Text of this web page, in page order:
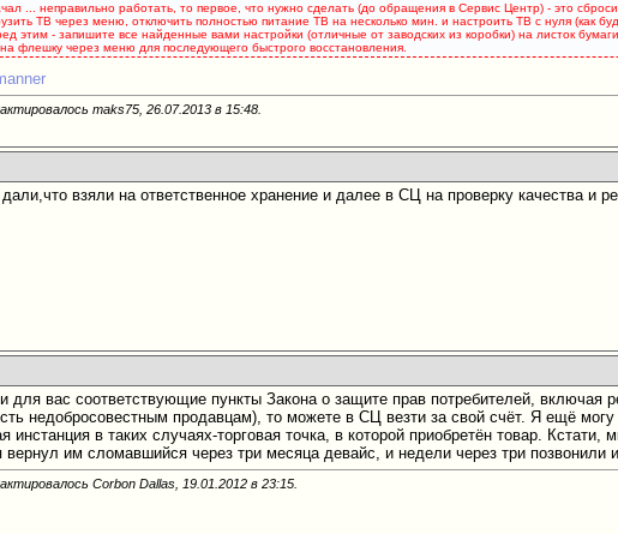
... неправильно работать, то первое, что нужно сделать (до обращения в Сервис Центр) - это
ТВ через меню, отключить полностью питание ТВ на несколько мин. и настроить ТВ с нуля (как
этим - запишите все найденные вами настройки (отличные от заводских из коробки) на листок
на флешку через меню для последующего быстрого восстановления.
maks75, 26.07.2013 в 15:48
взяли на ответственное хранение и далее в СЦ на проверку качества и
для вас соответствующие пункты Закона о защите прав потребителей, включая
недобросовестным продавцам), то можете в СЦ везти за свой счёт. Я ещё
инстанция в таких случаях-торговая точка, в которой приобретён товар.
вернул им сломавшийся через три месяца девайс, и недели через три позвонили
Corbon Dallas, 19.01.2012 в23:15